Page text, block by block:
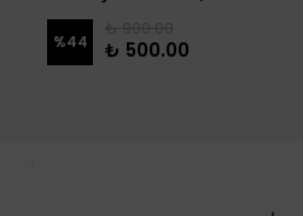
%44 ₺ 500.00